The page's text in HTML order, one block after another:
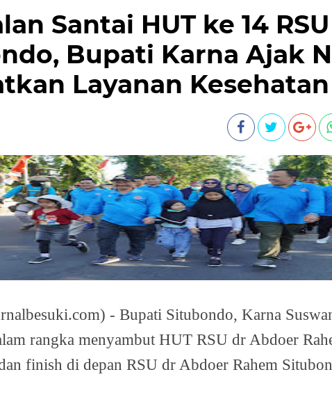
Santai HUT ke 14 RSU
Bupati Karna Ajak
Layanan Kesehatan
- Bupati Situbondo, Karna
rangka menyambut HUT RSU dr Abdoer
finish di depan RSU dr Abdoer Rahem